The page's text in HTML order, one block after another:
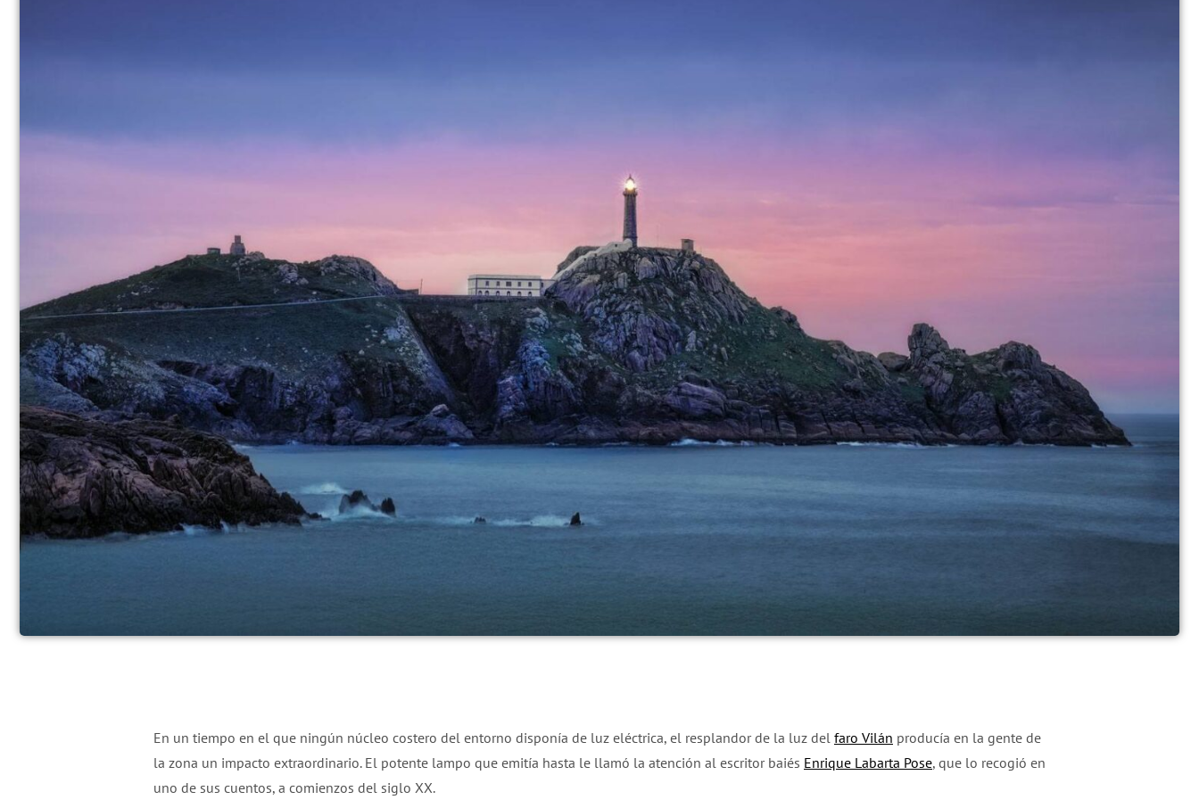
En un tiempo en el que ningún núcleo costero del entorno disponía de luz eléctrica, el resplandor de la luz del faro Vilán producía en la gente de
la zona un impacto extraordinario. El potente lampo que emitía hasta le llamó la atención al escritor baiés Enrique Labarta Pose, que lo recogió en
uno de sus cuentos, a comienzos del siglo XX.